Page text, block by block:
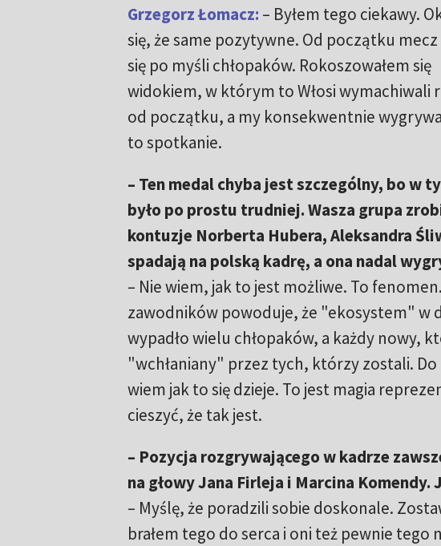
Grzegorz Łomacz: – Byłem tego ciekawy.
się, że same pozytywne. Od początku mecz
się po myśli chłopaków. Rokoszowałem się
widokiem, w którym to Włosi wymachiwali
od początku, a my konsekwentnie
to spotkanie.
– Ten medal chyba jest szczególny, bo w
było po prostu trudniej. Wasza grupa
kontuzje Norberta Hubera, Aleksandra
spadają na polską kadrę, a ona nadal
– Nie wiem, jak to jest możliwe. To
zawodników powoduje, że "ekosystem" w
wypadło wielu chłopaków, a każdy nowy,
"wchłaniany" przez tych, którzy zostali.
wiem jak to się dzieje. To jest magia
cieszyć, że tak jest.
– Pozycja rozgrywającego w kadrze
na głowy Jana Firleja i Marcina
– Myślę, że poradzili sobie doskonale.
brałem tego do serca i oni też pewnie